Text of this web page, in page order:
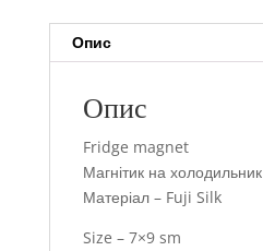
Опис
Опис
Fridge magnet
Магнітик на холодильник
Матеріал – Fuji Silk
Size – 7×9 sm